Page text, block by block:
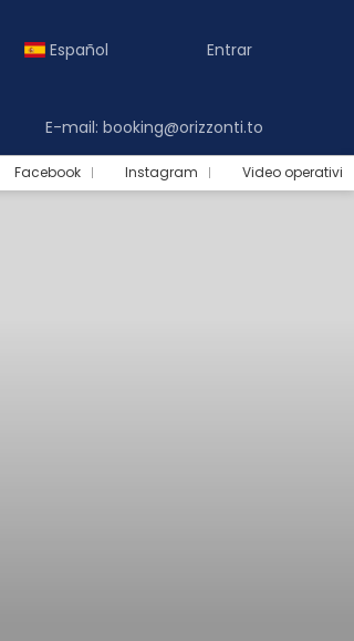
Español Entrar
E-mail: booking@orizzonti.to
Facebook Instagram Video operativi